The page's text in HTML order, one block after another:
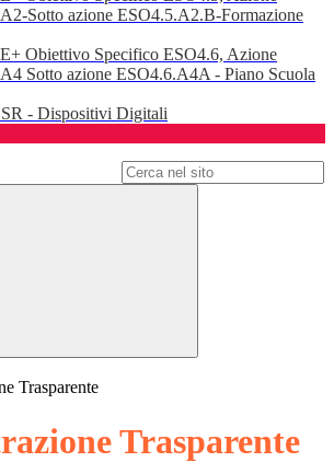
Sotto azione ESO4.5.A2.B-Formazione
Obiettivo Specifico ESO4.6, Azione
Sotto azione ESO4.6.A4A - Piano Scuola
- Dispositivi Digitali
Trasparente
Trasparente